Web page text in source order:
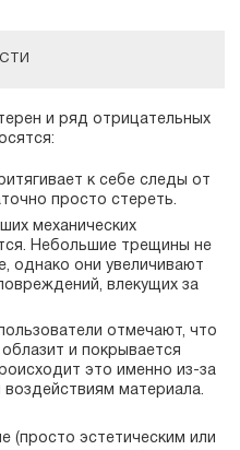
и ряд отрицательных
к себе следы от
просто стереть.
механических
Небольшие трещины не
однако они увеличивают
влекущих за
отмечают, что
и покрывается
это именно из-за
воздействиям материала.
(просто эстетическим или